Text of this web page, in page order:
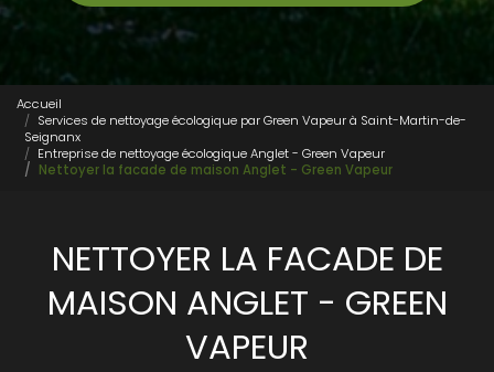
Accueil
Services de nettoyage écologique par Green Vapeur à Saint-Martin-de-
Seignanx
Entreprise de nettoyage écologique Anglet - Green Vapeur
Nettoyer la facade de maison Anglet - Green Vapeur
NETTOYER LA FACADE DE
MAISON ANGLET - GREEN
VAPEUR